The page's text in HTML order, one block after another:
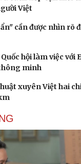
Việt
cần được nhìn rõ
hội làm việc với
minh
xuyên Việt hai